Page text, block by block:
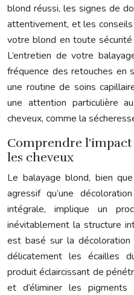
blond réussi, les signes de
attentivement, et les
votre blond en toute
L’entretien de votre
fréquence des retouches en
une routine de soins
une attention particulière
cheveux, comme la
Comprendre
les cheveux
Le balayage blond, bien
agressif qu’une
intégrale, implique un
inévitablement la structure
est basé sur la
délicatement les écailles
produit éclaircissant de
et d’éliminer les